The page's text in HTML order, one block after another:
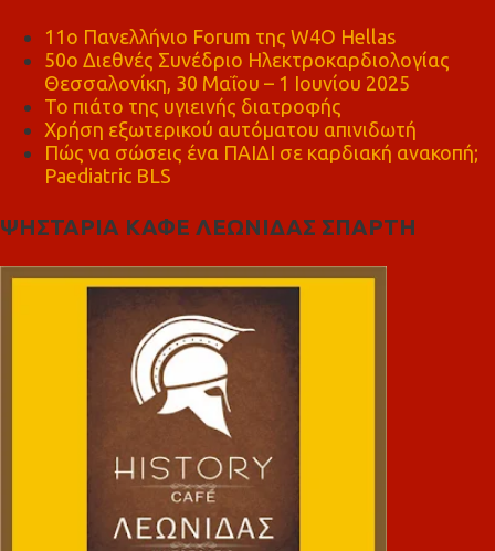
11ο Πανελλήνιο Forum της W4O Hellas
50ο Διεθνές Συνέδριο Ηλεκτροκαρδιολογίας
Θεσσαλονίκη, 30 Μαΐου – 1 Ιουνίου 2025
Το πιάτο της υγιεινής διατροφής
Χρήση εξωτερικού αυτόματου απινιδωτή
Πώς να σώσεις ένα ΠΑΙΔΙ σε καρδιακή ανακοπή;
Paediatric BLS
ΨΗΣΤΑΡΙΑ ΚΑΦΕ ΛΕΩΝΙΔΑΣ ΣΠΑΡΤΗ